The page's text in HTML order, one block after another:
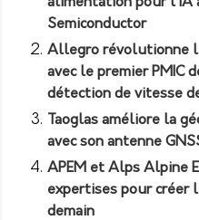
Semiconductor
Allegro révolutionne
avec le premier PMIC
détection de vitesse
Taoglas améliore la
avec son antenne
APEM et Alps Alpine
expertises pour créer
demain